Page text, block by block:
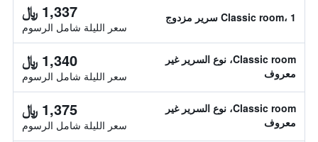
Classic room، 1 سرير مزدوج 1,337 ﷼
سعر الليلة شامل الرسوم
Classic room، نوع السرير غير
معروف
1,340 ﷼
سعر الليلة شامل الرسوم
Classic room، نوع السرير غير
معروف
1,375 ﷼
سعر الليلة شامل الرسوم